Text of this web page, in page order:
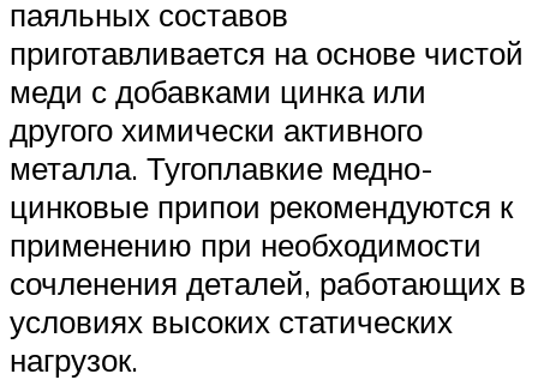
паяльных составов
приготавливается на основе чистой
меди с добавками цинка или
другого химически активного
металла. Тугоплавкие медно-
цинковые припои рекомендуются к
применению при необходимости
сочленения деталей, работающих в
условиях высоких статических
нагрузок.